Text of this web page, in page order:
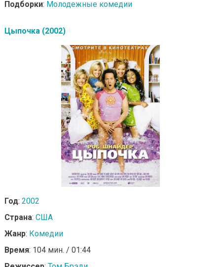
Подборки: Молодежные комедии
Цыпочка (2002)
Год: 2002
Страна: США
Жанр: Комедии
Время: 104 мин. / 01:44